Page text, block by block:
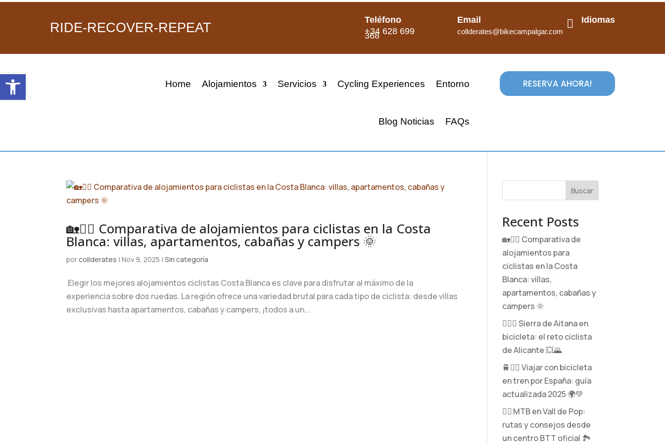
Abrir barra de herramientas
RIDE-RECOVER-REPEAT
Teléfono
+34 628 699
368
Email
collderates@bikecampalgar.com
 Idiomas
Home Alojamientos Servicios Cycling Experiences Entorno
Blog Noticias FAQs
RESERVA AHORA!
🏡🚴‍♂️ Comparativa de alojamientos para ciclistas en la Costa
Blanca: villas, apartamentos, cabañas y campers 🌞
porcollderates |Nov 9, 2025 |Sin categoría
Elegir los mejores alojamientos ciclistas Costa Blanca es clave para disfrutar al máximo de la
experiencia sobre dos ruedas. La región ofrece una variedad brutal para cada tipo de ciclista: desde villas
exclusivas hasta apartamentos, cabañas y campers, ¡todos a un...
Buscar
Recent Posts
🏡🚴‍♂️ Comparativa de
alojamientos para
ciclistas en la Costa
Blanca: villas,
apartamentos, cabañas y
campers 🌞
🚵‍♂️⛰️ Sierra de Aitana en
bicicleta: el reto ciclista
de Alicante 💥🌄
🚆🚴‍♀️ Viajar con bicicleta
en tren por España: guía
actualizada 2025 🌍💚
🚵‍♂️ MTB en Vall de Pop:
rutas y consejos desde
un centro BTT oficial 🏞️